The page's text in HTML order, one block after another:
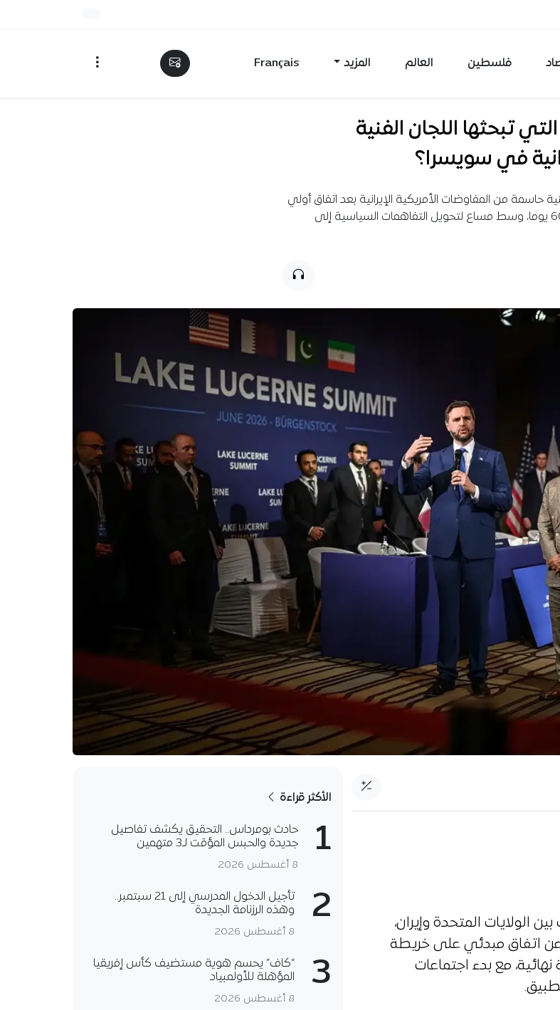
فلسطين العالم المزيد Français
التي تبحثها اللجان الفنية
في سويسرا؟
من المفاوضات الأمريكية الإيرانية بعد اتفاق أولي
على خارطة طريق تمتد 60 يوما، وسط مساع لتحويل التفاهمات السياسية إلى
الولايات المتحدة وإيران،
عن اتفاق مبدئي على خريطة
نهائية، مع بدء اجتماعات
الأكثر قراءة
1
حادث بومرداس.. التحقيق يكشف تفاصيل
جديدة والحبس المؤقت لـ3 متهمين
8 أغسطس 2026
2
تأجيل الدخول المدرسي إلى 21 سبتمبر..
وهذه الرزنامة الجديدة
8 أغسطس 2026
3
“كاف” يحسم هوية مستضيف كأس إفريقيا
المؤهلة للأولمبياد
8 أغسطس 2026